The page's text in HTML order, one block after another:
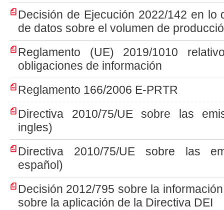
Decisión de Ejecución 2022/142 en lo
de datos sobre el volumen de
Reglamento (UE) 2019/1010
obligaciones de información
Reglamento 166/2006 E-PRTR
Directiva 2010/75/UE sobre las
ingles)
Directiva 2010/75/UE sobre las
español)
Decisión 2012/795 sobre la
sobre la aplicación de la Directiva DEI